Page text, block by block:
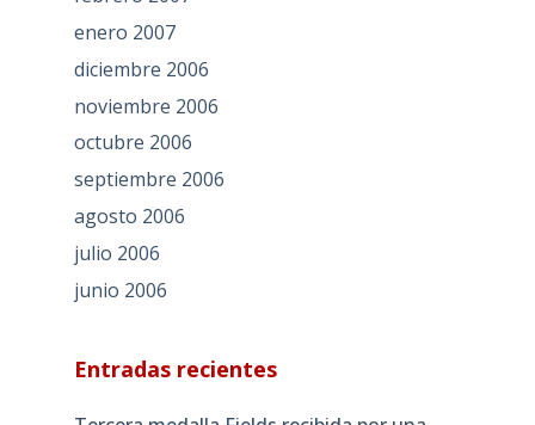
enero 2007
diciembre 2006
noviembre 2006
octubre 2006
septiembre 2006
agosto 2006
julio 2006
junio 2006
Entradas recientes